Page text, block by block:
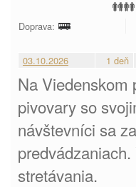
Doprava:
03.10.2026 1 deň
Na Viedenskom
pivovary so
návštevníci sa
stretávania.